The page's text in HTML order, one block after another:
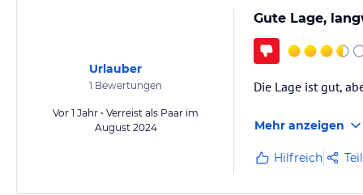
Urlauber
1 Bewertungen
Vor 1 Jahr • Verreist als Paar im
August 2024
Gute Lage,
Die Lage ist gut,
Mehr anzeigen
Hilfreich